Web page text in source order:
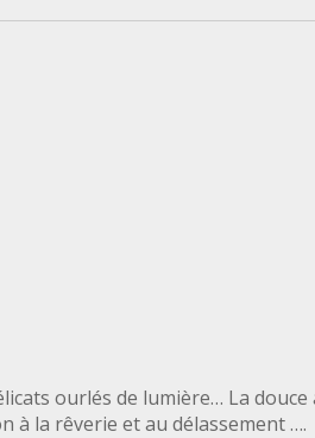
ourlés de lumière… La
à la rêverie et au délassement ….